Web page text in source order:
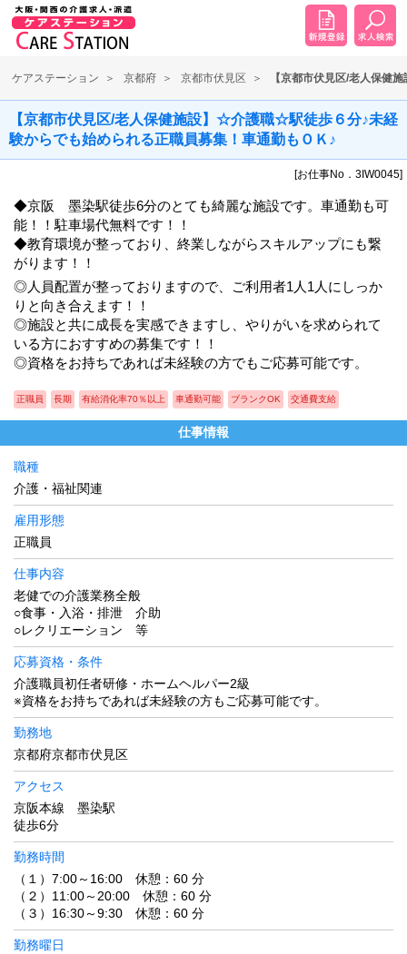
ケアステーション 京都府 京都市伏見区 【京都市伏見区/老人保健
【京都市伏見区/老人保健施設】☆介護職☆駅徒歩６分♪未経
験からでも始められる正職員募集！車通勤もＯＫ♪
[お仕事No．3IW0045]
◆京阪 墨染駅徒歩6分のとても綺麗な施設です。車通勤も可
能！！駐車場代無料です！！
◆教育環境が整っており、終業しながらスキルアップにも繋
がります！！
◎人員配置が整っておりますので、ご利用者1人1人にしっか
りと向き合えます！！
◎施設と共に成長を実感できますし、やりがいを求められて
いる方におすすめの募集です！！
◎資格をお持ちであれば未経験の方でもご応募可能です。
正職員 長期 有給消化率70％以上 車通勤可能 ブランクOK 交通費支給
仕事情報
職種
介護・福祉関連
雇用形態
正職員
仕事内容
老健での介護業務全般
○食事・入浴・排泄 介助
○レクリエーション 等
応募資格・条件
介護職員初任者研修・ホームヘルパー2級
※資格をお持ちであれば未経験の方もご応募可能です。
勤務地
京都府京都市伏見区
アクセス
京阪本線 墨染駅
徒歩6分
勤務時間
（１）7:00～16:00 休憩：60 分
（２）11:00～20:00 休憩：60 分
（３）16:30～9:30 休憩：60 分
勤務曜日